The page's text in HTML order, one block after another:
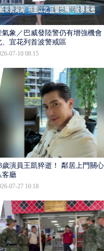
氣象／巴威發陸警仍有增強機
、宜花列首波警戒區
07-10 08:15
歲演員王凱猝逝！ 鄰居上門關心
客廳
07-27 10:18